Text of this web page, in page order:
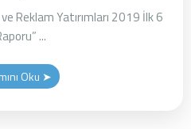
Reklam Yatırımları 2019 İlk 6
...
Oku ➤